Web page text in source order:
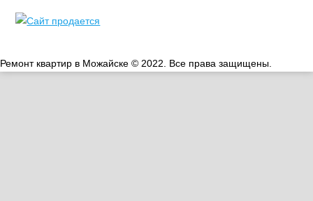
Ремонт квартир в Можайске © 2022. Все права защищены.